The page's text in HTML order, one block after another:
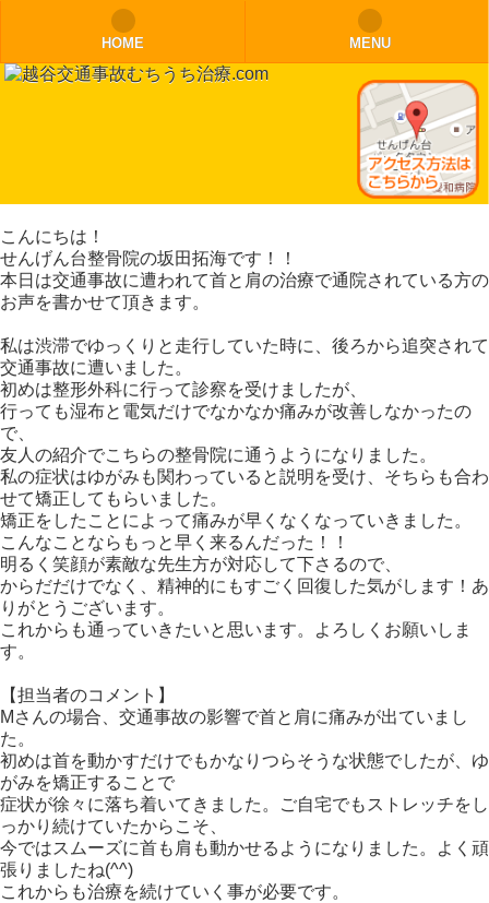
HOME MENU
こんにちは！
せんげん台整骨院の坂田拓海です！！
本日は交通事故に遭われて首と肩の治療で通院されている方の
お声を書かせて頂きます。
私は渋滞でゆっくりと走行していた時に、後ろから追突されて
交通事故に遭いました。
初めは整形外科に行って診察を受けましたが、
行っても湿布と電気だけでなかなか痛みが改善しなかったの
で、
友人の紹介でこちらの整骨院に通うようになりました。
私の症状はゆがみも関わっていると説明を受け、そちらも合わ
せて矯正してもらいました。
矯正をしたことによって痛みが早くなくなっていきました。
こんなことならもっと早く来るんだった！！
明るく笑顔が素敵な先生方が対応して下さるので、
からだだけでなく、精神的にもすごく回復した気がします！あ
りがとうございます。
これからも通っていきたいと思います。よろしくお願いしま
す。
【担当者のコメント】
Mさんの場合、交通事故の影響で首と肩に痛みが出ていまし
た。
初めは首を動かすだけでもかなりつらそうな状態でしたが、ゆ
がみを矯正することで
症状が徐々に落ち着いてきました。ご自宅でもストレッチをし
っかり続けていたからこそ、
今ではスムーズに首も肩も動かせるようになりました。よく頑
張りましたね(^^)
これからも治療を続けていく事が必要です。